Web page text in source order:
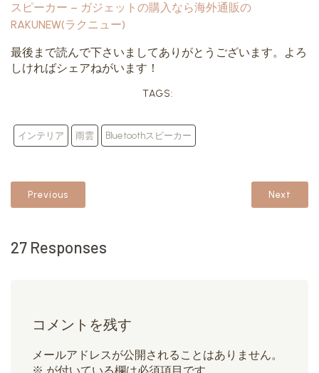
スピーカー – ガジェットの購入なら海外通販の
RAKUNEW(ラクニュー)
最後まで読んで下さいましてありがとうございます。よろ
しければシェアねがいます！
TAGS:
インテリア 雨雲 Bluetoothスピーカー
Previous Next
27 Responses
コメントを残す
メールアドレスが公開されることはありません。
※ が付いている欄は必須項目です